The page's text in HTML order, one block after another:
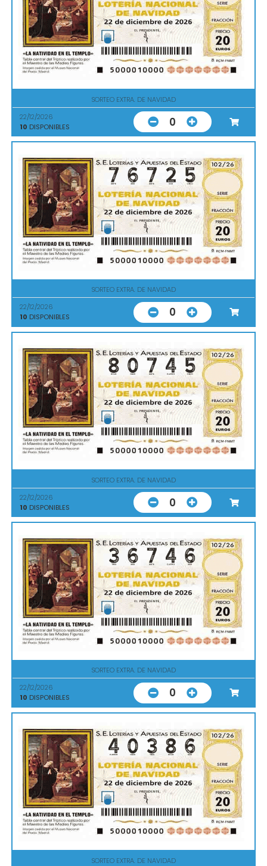
SORTEO EXTRA. DE NAVIDAD
22/12/2026
10 DISPONIBLES 0
SORTEO EXTRA. DE NAVIDAD
22/12/2026
10 DISPONIBLES 0
SORTEO EXTRA. DE NAVIDAD
22/12/2026
10 DISPONIBLES 0
SORTEO EXTRA. DE NAVIDAD
22/12/2026
10 DISPONIBLES 0
SORTEO EXTRA. DE NAVIDAD